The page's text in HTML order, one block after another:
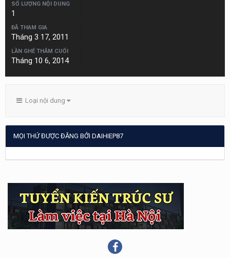
SỐ LƯỢNG NỘI DUNG
1
ĐÃ THAM GIA
Tháng 3 17, 2011
LẦN GHÉ THĂM CUỐI
Tháng 10 6, 2014
Loại nội dung
MỌI THỨ ĐƯỢC ĐĂNG BỞI DAIHIEP87